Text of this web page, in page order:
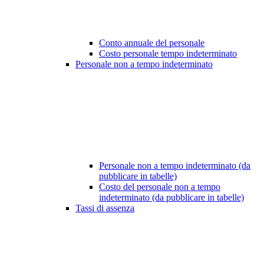
Conto annuale del personale
Costo personale tempo indeterminato
Personale non a tempo indeterminato
Personale non a tempo indeterminato (da
pubblicare in tabelle)
Costo del personale non a tempo
indeterminato (da pubblicare in tabelle)
Tassi di assenza